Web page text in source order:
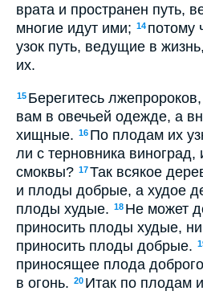
врата и пространен путь,
многие идут ими; 14 потому
узок путь, ведущие в
их.
15 Берегитесь
вам в овечьей одежде, а
хищные. 16 По плодам их
ли с терновника виноград,
смоквы? 17Так всякое
и плоды добрые, а худое
плоды худые. 18 Не может
приносить плоды худые,
приносить плоды добрые.
приносящее плода
в огонь. 20 Итак по плодам